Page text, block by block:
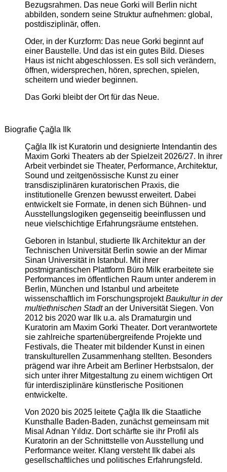
Bezugsrahmen. Das neue Gorki will Berlin nicht
abbilden, sondern seine Struktur aufnehmen: global,
postdisziplinär, offen.
Oder, in der Kurzform: Das neue Gorki beginnt auf
einer Baustelle. Und das ist ein gutes Bild. Dieses
Haus ist nicht abgeschlossen. Es soll sich verändern,
öffnen, widersprechen, hören, sprechen, spielen,
scheitern und wieder beginnen.
Das Gorki bleibt der Ort für das Neue.
Biografie Çağla Ilk
Çağla Ilk ist Kuratorin und designierte Intendantin des
Maxim Gorki Theaters ab der Spielzeit 2026/27. In ihrer
Arbeit verbindet sie Theater, Performance, Architektur,
Sound und zeitgenössische Kunst zu einer
transdisziplinären kuratorischen Praxis, die
institutionelle Grenzen bewusst erweitert. Dabei
entwickelt sie Formate, in denen sich Bühnen- und
Ausstellungslogiken gegenseitig beeinflussen und
neue vielschichtige Erfahrungsräume entstehen.
Geboren in Istanbul, studierte Ilk Architektur an der
Technischen Universität Berlin sowie an der Mimar
Sinan Universität in Istanbul. Mit ihrer
postmigrantischen Plattform Büro Milk erarbeitete sie
Performances im öffentlichen Raum unter anderem in
Berlin, München und Istanbul und arbeitete
wissenschaftlich im ForschungsprojektBaukultur in der
multiethnischen Stadtan der Universität Siegen. Von
2012 bis 2020 war Ilk u.a. als Dramaturgin und
Kuratorin am Maxim Gorki Theater. Dort verantwortete
sie zahlreiche spartenübergreifende Projekte und
Festivals, die Theater mit bildender Kunst in einen
transkulturellen Zusammenhang stellten. Besonders
prägend war ihre Arbeit am Berliner Herbstsalon, der
sich unter ihrer Mitgestaltung zu einem wichtigen Ort
für interdisziplinäre künstlerische Positionen
entwickelte.
Von 2020 bis 2025 leitete Çağla Ilk die Staatliche
Kunsthalle Baden-Baden, zunächst gemeinsam mit
Misal Adnan Yıldız. Dort schärfte sie ihr Profil als
Kuratorin an der Schnittstelle von Ausstellung und
Performance weiter. Klang versteht Ilk dabei als
gesellschaftliches und politisches Erfahrungsfeld.